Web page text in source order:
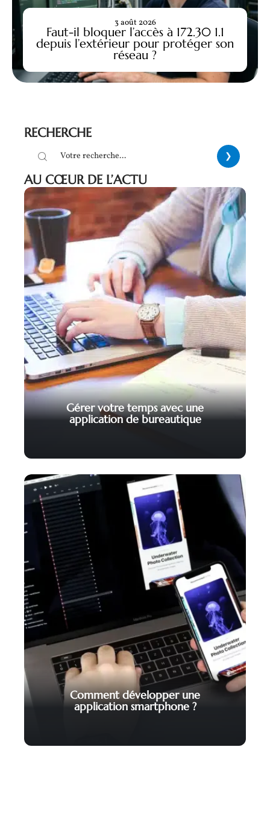
Faut-il bloquer l’accès à 172.30 1.1
depuis l’extérieur pour protéger son
réseau ?
3 août 2026
RECHERCHE
AU CŒUR DE L’ACTU
Gérer votre temps avec une
application de bureautique
Comment développer une
application smartphone ?